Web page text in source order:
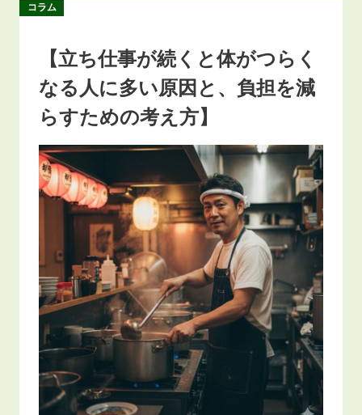
コラム
【立ち仕事が続くと体がつらく
なる人に多い原因と、負担を減
らすための考え方】